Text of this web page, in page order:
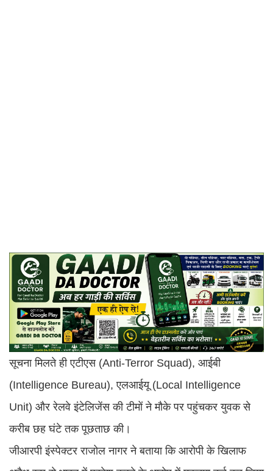
सूचना मिलते ही एटीएस (Anti-Terror Squad), आईबी
(Intelligence Bureau), एलआईयू (Local Intelligence
Unit) और रेलवे इंटेलिजेंस की टीमों ने मौके पर पहुंचकर युवक से
करीब छह घंटे तक पूछताछ की।
जीआरपी इंस्पेक्टर राजोल नागर ने बताया कि आरोपी के खिलाफ